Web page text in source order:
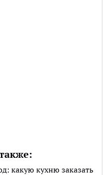
какую кухню заказать